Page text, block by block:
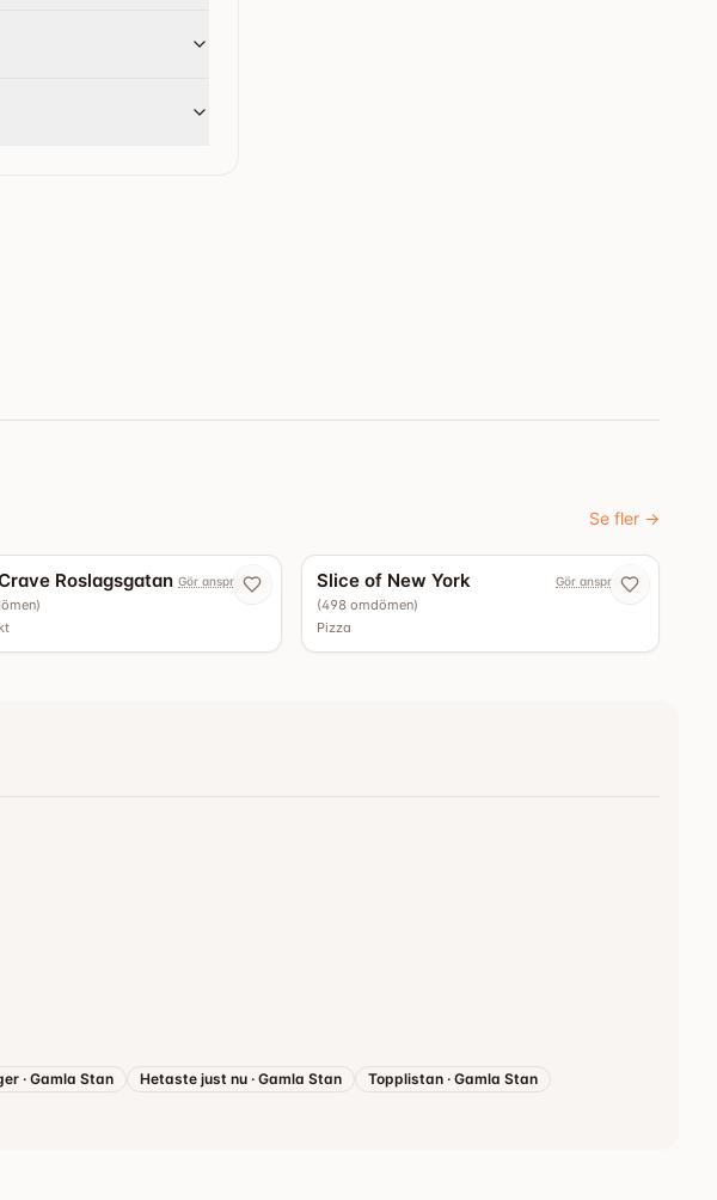
Se fler →
Roslagsgatan Gör anspråk nu
)
Slice of New York Gör anspråk nu
(498 omdömen)
Pizza
· Gamla Stan Hetaste just nu · Gamla Stan Topplistan · Gamla Stan